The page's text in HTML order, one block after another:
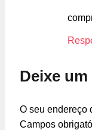
Deixe
O seu endereço
Campos